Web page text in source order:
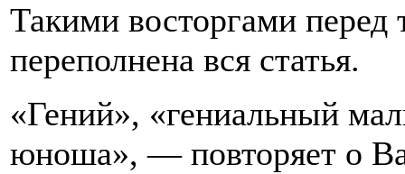
Такими восторгами перед
переполнена вся статья.
«Гений», «гениальный
юноша», — повторяет о